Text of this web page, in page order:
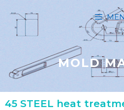
MOLD
45 STEEL heat